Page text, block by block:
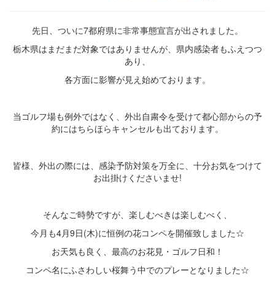
先日、ついに7都府県に非常事態宣言が出されました。
栃木県はまだまだ対象ではありませんが、県内感染者もふえつつ
あり、
各方面に影響が見え始めております。
当ゴルフ場も例外ではなく、外出自粛令を受けて都心部からの予
約にはちらほらキャンセルも出ております。
皆様、外出の際には、感染予防対策を万全に、十分お気をつけて
お出掛けくださいませ!
そんなご時勢ですが、楽しむべきは楽しむべく、
今月も4月9日(木)に恒例の花コンペを開催致しました☆
お天気も良く、最高のお花見・ゴルフ日和！
コンペ名にふさわしい桜舞う中でのプレーとなりました☆